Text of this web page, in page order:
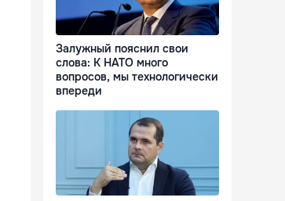
Залужный пояснил свои
слова: К НАТО много
вопросов, мы технологически
впереди